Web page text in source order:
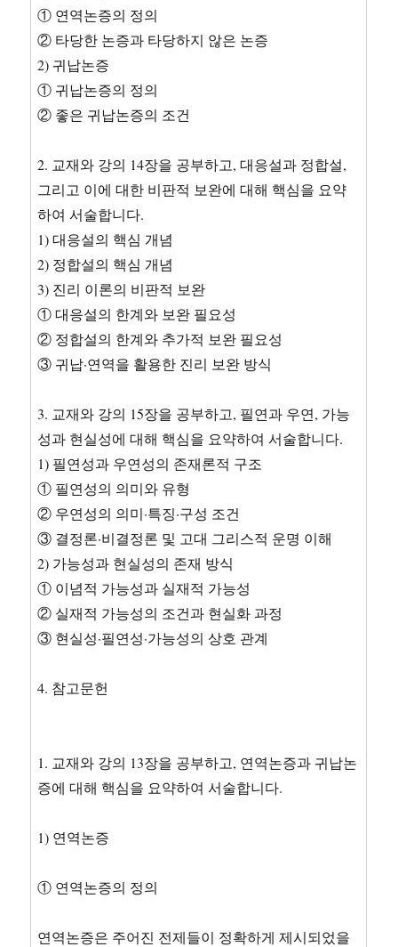
① 연역논증의 정의
② 타당한 논증과 타당하지 않은 논증
2) 귀납논증
① 귀납논증의 정의
② 좋은 귀납논증의 조건
2. 교재와 강의 14장을 공부하고, 대응설과 정합설,
그리고 이에 대한 비판적 보완에 대해 핵심을 요약
하여 서술합니다.
1) 대응설의 핵심 개념
2) 정합설의 핵심 개념
3) 진리 이론의 비판적 보완
① 대응설의 한계와 보완 필요성
② 정합설의 한계와 추가적 보완 필요성
③ 귀납·연역을 활용한 진리 보완 방식
3. 교재와 강의 15장을 공부하고, 필연과 우연, 가능
성과 현실성에 대해 핵심을 요약하여 서술합니다.
1) 필연성과 우연성의 존재론적 구조
① 필연성의 의미와 유형
② 우연성의 의미·특징·구성 조건
③ 결정론·비결정론 및 고대 그리스적 운명 이해
2) 가능성과 현실성의 존재 방식
① 이념적 가능성과 실재적 가능성
② 실재적 가능성의 조건과 현실화 과정
③ 현실성·필연성·가능성의 상호 관계
4. 참고문헌
1. 교재와 강의 13장을 공부하고, 연역논증과 귀납논
증에 대해 핵심을 요약하여 서술합니다.
1) 연역논증
① 연역논증의 정의
연역논증은 주어진 전제들이 정확하게 제시되었을